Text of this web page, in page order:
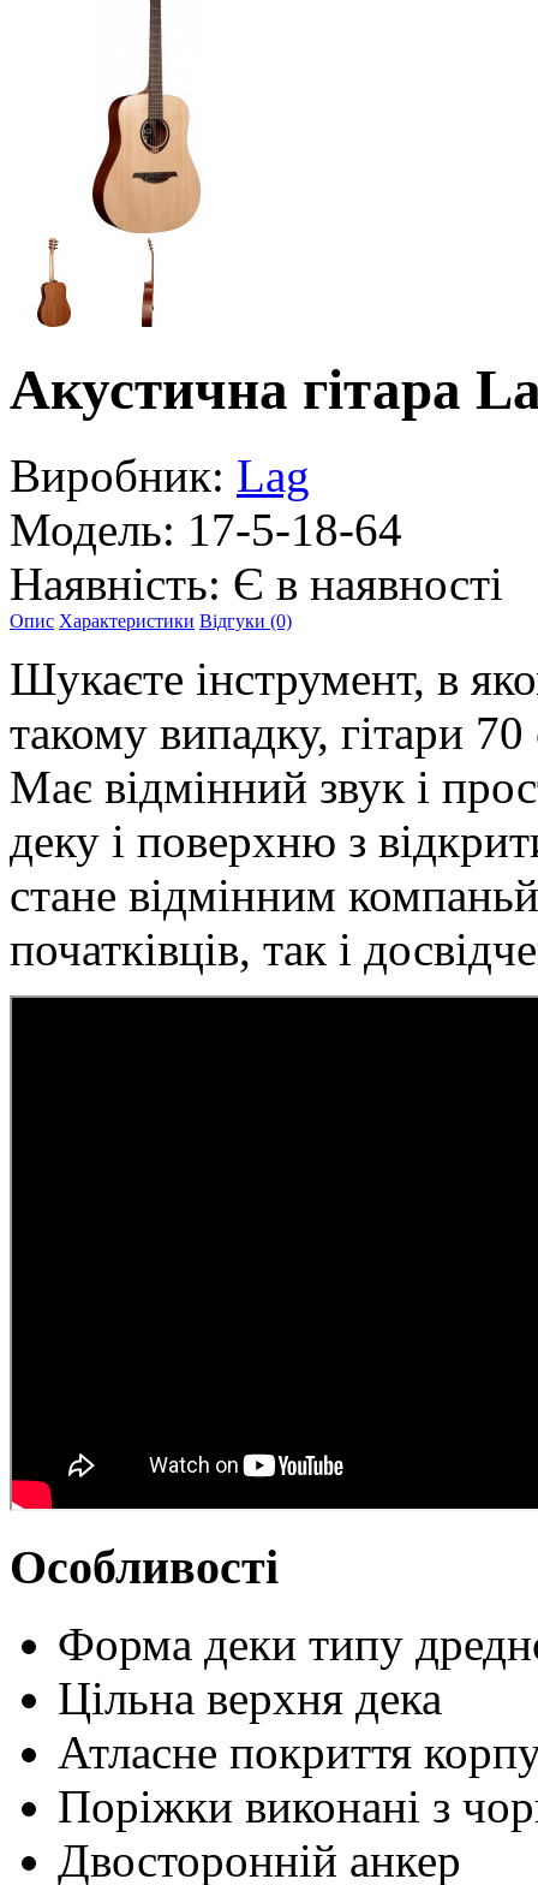
Акустична гітара
Виробник: Lag
Модель: 17-5-18-64
Наявність: Є в наявності
Опис Характеристики Відгуки (0)
Шукаєте інструмент, в
такому випадку, гітари
Має відмінний звук і
деку і поверхню з
стане відмінним
початківців, так і
Особливості
Форма деки типу
Цільна верхня дека
Атласне покриття
Поріжки виконані з
Двосторонній анкер